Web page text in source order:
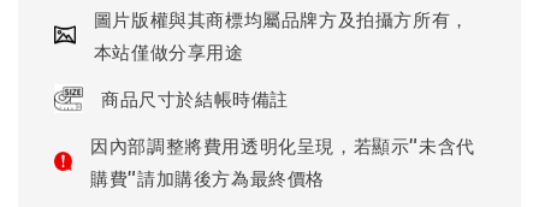
圖片版權與其商標均屬品牌方及拍攝方所有，
本站僅做分享用途
商品尺寸於結帳時備註
因內部調整將費用透明化呈現，若顯示"未含代
購費"請加購後方為最終價格